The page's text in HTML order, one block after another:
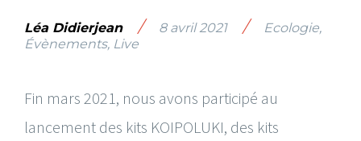
Léa Didierjean / 8 avril 2021 / Ecologie,
Évènements, Live
Fin mars 2021, nous avons participé au
lancement des kits KOIPOLUKI, des kits